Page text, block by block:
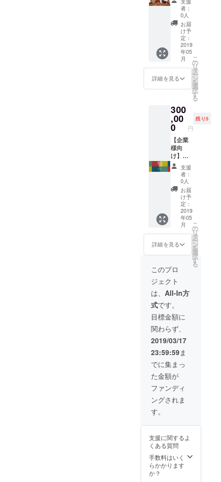
お名前
をご記
入くだ
さい。
ご記入
のない
場合は
CAMPF
IREの
ユー
ザー名
を掲載
ますの
で、予
めご了
承くだ
さい。
入くだ
さい。
ご記入
のない
場合は
CAMPF
IREの
ユー
ザー名
を掲載
いたし
ますの
めご了
承くだ
さい。
※交通
費・滞
在費は
弊社に
て負担
いたし
ます。
※ワーク
ショッ
プ開催
スケ
ジュー
後日相
談のう
え確定
いたし
ます。
（2019
年5月～
2020年
2月まで
に開
催）
WiSE
KiDS
LaBイ
ンスト
ラク
ターの
資格・
ディプ
ロマ・
マニュ
アルを
発行い
たしま
す。
※「ノー
トを
使った
【考え
る楽し
さ】を
育む親
子ワー
ク
ショッ
プ」を
講師と
るイン
クター
の資格
を主催
ワーク
ショッ
お送り
いたし
ます。
「ノー
トを
使った
【考え
る楽し
さ】を
育む親
子ワー
ショッ
プ」を
主催す
る権利
（1回）
を付与
いたし
ます。
※交通
費・滞
在費は
弊社に
て負担
いたし
ます。
※ワーク
ショッ
プ開催
スケ
ジュー
ル等は
後日相
談のう
え確定
いたし
ます。
（2019
年5月～
2020年
2月まで
に開
催）
者：
0人
お届
け予
定：
2019
年05
月
詳細を見る
こ
の
リ
タ
ー
ン
を
選
択
す
る
300
,00
0 円
残り5
【企業
様向
け】
300000
円 1）2
種の
ノート
を30冊
ずつお
送りい
たしま
す。
2）ホー
ムペー
ジの協
賛企業
ご紹介
ページ
にご希
望者様
のお名
前・会
社名・
ロゴを
掲載さ
せてい
ただき
ます。
※ご支援
時、必
ず備考
欄にご
希望の
お名前
さい。
のない
場合は
CAMPF
IREの
ユー
支援
者：
0人
お届
け予
定：
2019
年05
月
詳細を見る
こ
の
リ
タ
ー
ン
を
選
択
す
る
このプロ
ジェクト
は、 All-In方
式です。
目標金額に
関わらず、
2019/03/17
23:59:59ま
でに集まっ
た金額が
ファンディ
ングされま
す。
支援に関するよ
くある質問
手数料はいく
らかかります
か？